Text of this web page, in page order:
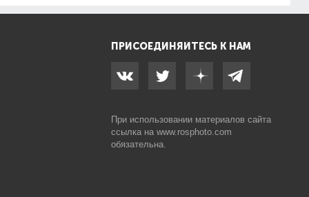
ПРИСОЕДИНЯЙТЕСЬ К НАМ
При использовании материалов сайта
ссылка на www.rosphoto.com
обязательна.